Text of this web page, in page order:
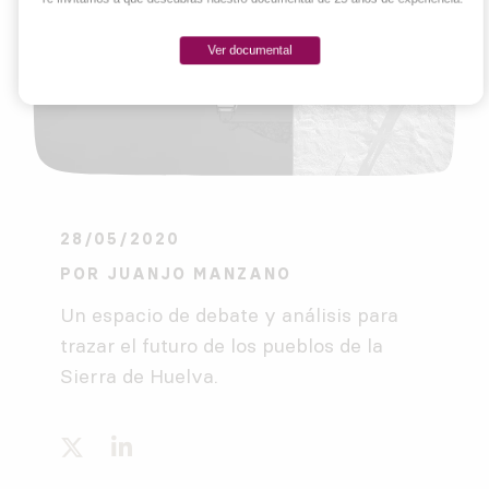
28/05/2020
POR JUANJO MANZANO
Un espacio de debate y análisis para
trazar el futuro de los pueblos de la
Sierra de Huelva.
Ver documental